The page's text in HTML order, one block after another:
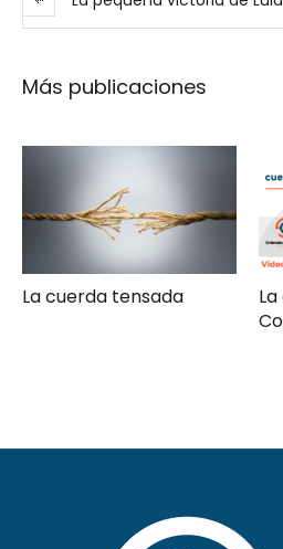
Más publicaciones
La cuerda tensada Video